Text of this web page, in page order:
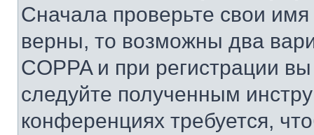
Сначала проверьте свои
верны, то возможны два
COPPA и при регистрации
следуйте полученным
конференциях требуется,